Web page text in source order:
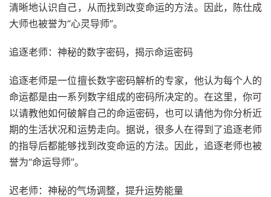
清晰地认识自己，从而找到改变命运的方法。因此，陈仕成
大师也被誉为“心灵导师”。
追逐老师：神秘的数字密码，揭示命运密码
追逐老师是一位擅长数字密码解析的专家，他认为每个人的
命运都是由一系列数字组成的密码所决定的。在这里，你可
以请教他如何破解自己的命运密码，也可以请他为你分析近
期的生活状况和运势走向。据说，很多人在得到了追逐老师
的指导后都能够找到改变命运的方法。因此，追逐老师也被
誉为“命运导师”。
迟老师：神秘的气场调整，提升运势能量